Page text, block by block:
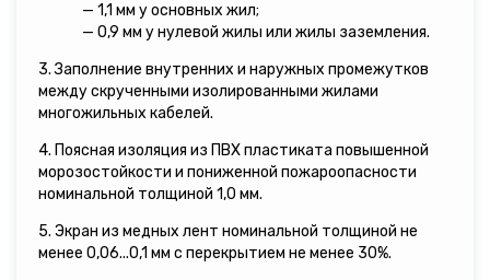
— 1,1 мм у основных жил;
— 0,9 мм у нулевой жилы или жилы заземления.
3. Заполнение внутренних и наружных промежутков
между скрученными изолированными жилами
многожильных кабелей.
4. Поясная изоляция из ПВХ пластиката повышенной
морозостойкости и пониженной пожароопасности
номинальной толщиной 1,0 мм.
5. Экран из медных лент номинальной толщиной не
менее 0,06...0,1 мм с перекрытием не менее 30%.